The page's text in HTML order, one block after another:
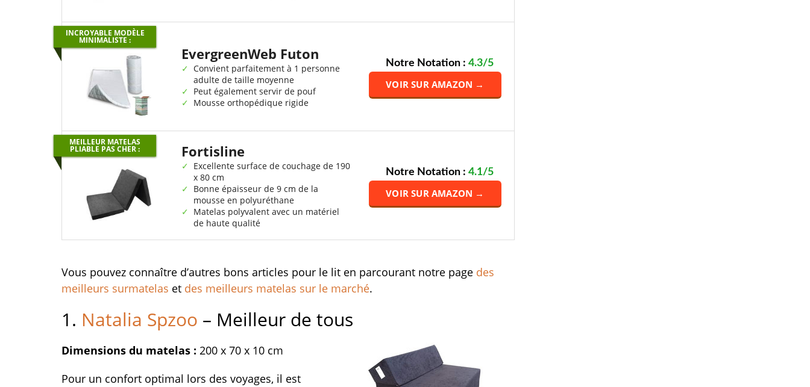
INCROYABLE MODÈLE
MINIMALISTE :
EvergreenWeb Futon
Convient parfaitement à 1 personne
adulte de taille moyenne
Peut également servir de pouf
Mousse orthopédique rigide
Notre Notation : 4.3/5
VOIR SUR AMAZON →
MEILLEUR MATELAS
PLIABLE PAS CHER : Fortisline
Excellente surface de couchage de 190
x 80 cm
Bonne épaisseur de 9 cm de la
mousse en polyuréthane
Matelas polyvalent avec un matériel
de haute qualité
Notre Notation : 4.1/5
VOIR SUR AMAZON →
Vous pouvez connaître d’autres bons articles pour le lit en parcourant notre page des
meilleurs surmatelas et des meilleurs matelas sur le marché.
1. Natalia Spzoo – Meilleur de tous
Dimensions du matelas : 200 x 70 x 10 cm
Pour un confort optimal lors des voyages, il est